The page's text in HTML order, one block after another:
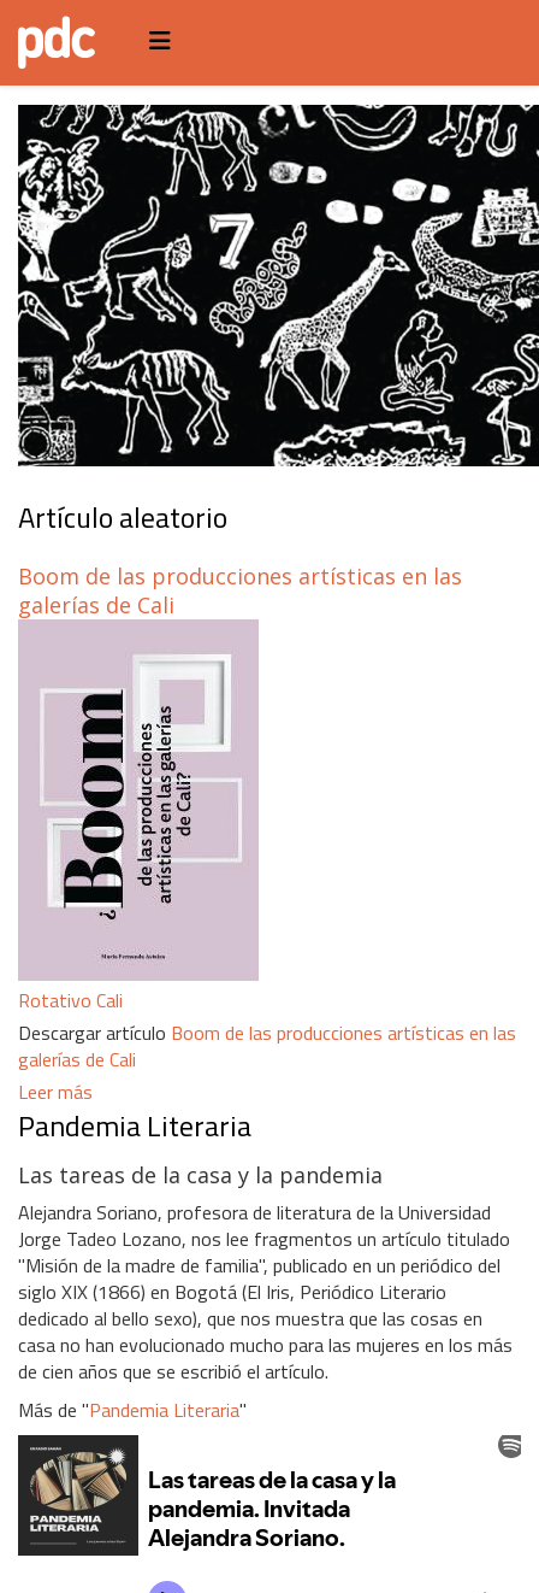
Artículo aleatorio
Boom de las producciones artísticas en las
galerías de Cali
Rotativo Cali
Descargar artículo Boom de las producciones artísticas en las
galerías de Cali
Leer más
Pandemia Literaria
Las tareas de la casa y la pandemia
Alejandra Soriano, profesora de literatura de la Universidad
Jorge Tadeo Lozano, nos lee fragmentos un artículo titulado
"Misión de la madre de familia", publicado en un periódico del
siglo XIX (1866) en Bogotá (El Iris, Periódico Literario
dedicado al bello sexo), que nos muestra que las cosas en
casa no han evolucionado mucho para las mujeres en los más
de cien años que se escribió el artículo.
Más de "Pandemia Literaria"